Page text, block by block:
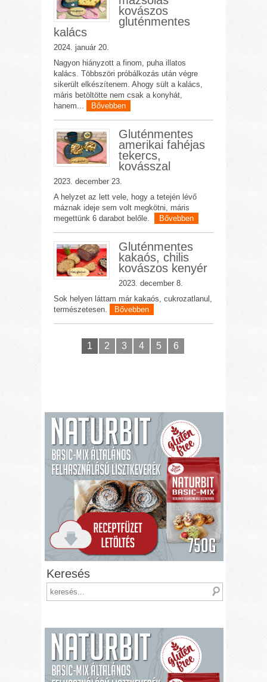
kovászos
gluténmentes
kalács
2024. január 20.
Nagyon hiányzott a finom, puha illatos
kalács. Többszöri próbálkozás után végre
sikerült elkészítenem. Ahogy sült a kalács,
máris betöltötte nem csak a konyhát,
hanem...
Bővebben
Gluténmentes
amerikai fahéjas
tekercs,
kovásszal
2023. december 23.
A helyzet az lett vele, hogy a tetején lévő
máznak ideje sem volt megkötni, máris
megettünk 6 darabot belőle.
Bővebben
Gluténmentes
kakaós, chilis
kovászos kenyér
2023. december 8.
Sok helyen láttam már kakaós, cukrozatlanul,
természetesen.
Bővebben
1 2 3 4 5 6
Keresés